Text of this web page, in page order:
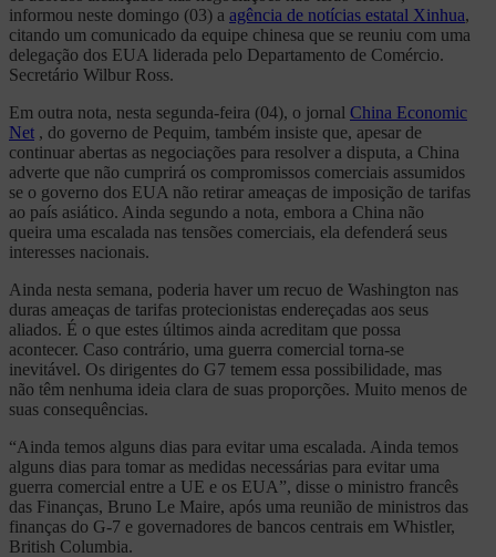
informou neste domingo (03) a agência de notícias estatal Xinhua,
citando um comunicado da equipe chinesa que se reuniu com uma
delegação dos EUA liderada pelo Departamento de Comércio.
Secretário Wilbur Ross.
Em outra nota, nesta segunda-feira (04), o jornal China Economic
Net , do governo de Pequim, também insiste que, apesar de
continuar abertas as negociações para resolver a disputa, a China
adverte que não cumprirá os compromissos comerciais assumidos
se o governo dos EUA não retirar ameaças de imposição de tarifas
ao país asiático. Ainda segundo a nota, embora a China não
queira uma escalada nas tensões comerciais, ela defenderá seus
interesses nacionais.
Ainda nesta semana, poderia haver um recuo de Washington nas
duras ameaças de tarifas protecionistas endereçadas aos seus
aliados. É o que estes últimos ainda acreditam que possa
acontecer. Caso contrário, uma guerra comercial torna-se
inevitável. Os dirigentes do G7 temem essa possibilidade, mas
não têm nenhuma ideia clara de suas proporções. Muito menos de
suas consequências.
“Ainda temos alguns dias para evitar uma escalada. Ainda temos
alguns dias para tomar as medidas necessárias para evitar uma
guerra comercial entre a UE e os EUA”, disse o ministro francês
das Finanças, Bruno Le Maire, após uma reunião de ministros das
finanças do G-7 e governadores de bancos centrais em Whistler,
British Columbia.